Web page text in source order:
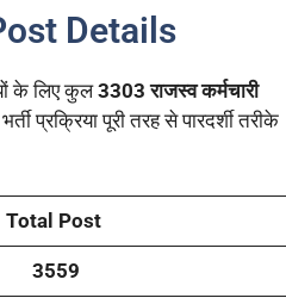
Details
के लिए कुल3303 राजस्व कर्मचारी
प्रक्रिया पूरी तरह से पारदर्शी तरीके
Total Post
3559